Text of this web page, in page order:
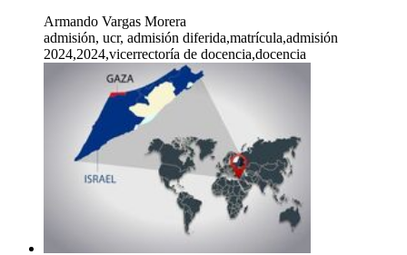
Armando Vargas Morera
admisión, ucr, admisión diferida,matrícula,admisión
2024,2024,vicerrectoría de docencia,docencia